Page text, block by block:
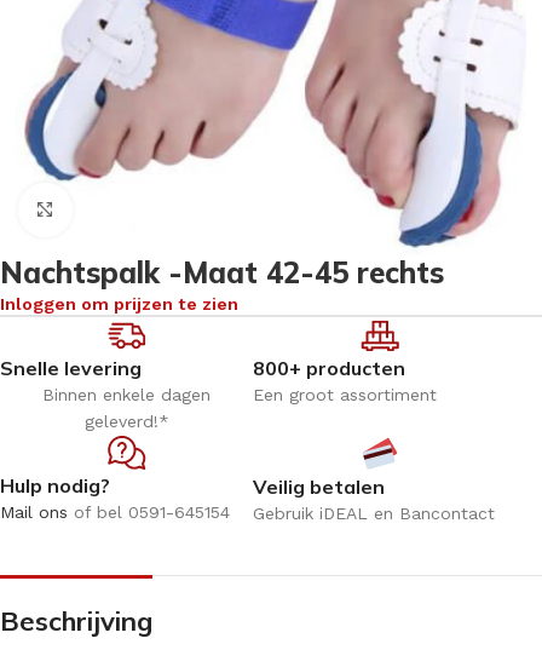
Nachtspalk -Maat 42-45 rechts
Inloggen om prijzen te zien
Snelle levering
Binnen enkele dagen
geleverd!*
800+ producten
Een groot assortiment
Hulp nodig?
Mail ons of bel 0591-645154
Veilig betalen
Gebruik iDEAL en Bancontact
Beschrijving